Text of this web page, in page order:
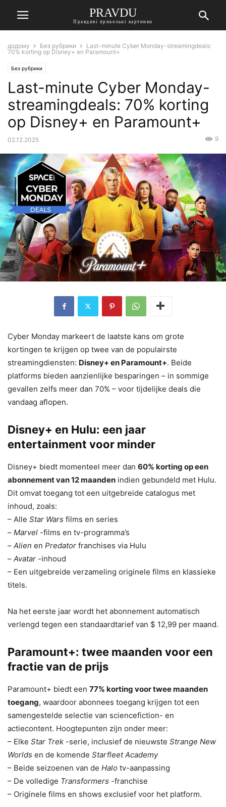
PRAVDU
Правдиві прикольні картинки
додому Без рубрики
Last-minute Cyber Monday-streamingdeals:
70% korting op Disney+ en Paramount+
Без рубрики
Last-minute Cyber Monday-
streamingdeals: 70% korting
op Disney+ en Paramount+
02.12.2025 9
Cyber Monday markeert de laatste kans om grote
kortingen te krijgen op twee van de populairste
streamingdiensten: Disney+ en Paramount+. Beide
platforms bieden aanzienlijke besparingen – in sommige
gevallen zelfs meer dan 70% – voor tijdelijke deals die
vandaag aflopen.
Disney+ en Hulu: een jaar
entertainment voor minder
Disney+ biedt momenteel meer dan 60% korting op een
abonnement van 12 maanden indien gebundeld met Hulu.
Dit omvat toegang tot een uitgebreide catalogus met
inhoud, zoals:
– Alle Star Wars films en series
– Marvel -films en tv-programma’s
– Alien en Predator franchises via Hulu
– Avatar -inhoud
– Een uitgebreide verzameling originele films en klassieke
titels.
Na het eerste jaar wordt het abonnement automatisch
verlengd tegen een standaardtarief van $ 12,99 per maand.
Paramount+: twee maanden voor een
fractie van de prijs
Paramount+ biedt een 77% korting voor twee maanden
toegang, waardoor abonnees toegang krijgen tot een
samengestelde selectie van sciencefiction- en
actiecontent. Hoogtepunten zijn onder meer:
– Elke Star Trek -serie, inclusief de nieuwste Strange New
Worlds en de komende Starfleet Academy
– Beide seizoenen van de Halo tv-aanpassing
– De volledige Transformers -franchise
– Originele films en shows exclusief voor het platform.